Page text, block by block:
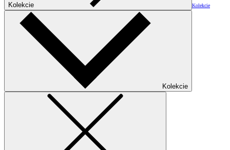
Kolekcie Kolekcie
Kolekcie